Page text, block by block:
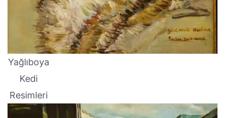
Yağlıboya
Kedi
Resimleri